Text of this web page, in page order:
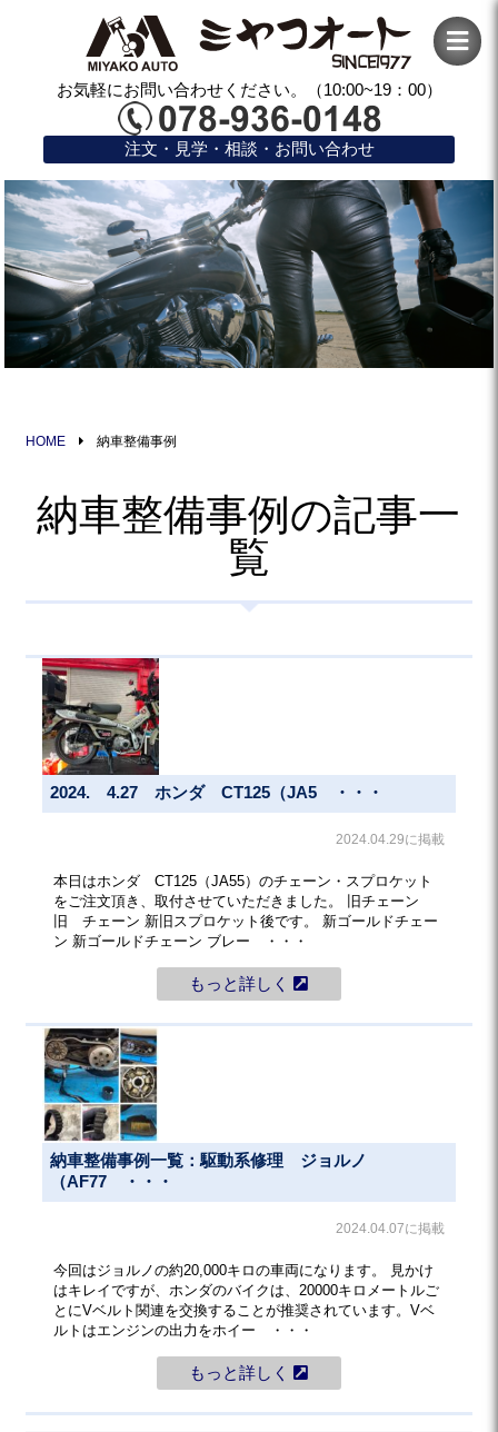
お気軽にお問い合わせください。（10:00~19：00）
注文・見学・相談・お問い合わせ
HOME 納車整備事例
納車整備事例の記事一
覧
2024. 4.27 ホンダ CT125（JA5 ・・・
2024.04.29に掲載
本日はホンダ CT125（JA55）のチェーン・スプロケット
をご注文頂き、取付させていただきました。 旧チェーン
旧 チェーン 新旧スプロケット後です。 新ゴールドチェー
ン 新ゴールドチェーン ブレー ・・・
もっと詳しく
納車整備事例一覧：駆動系修理 ジョルノ
（AF77 ・・・
2024.04.07に掲載
今回はジョルノの約20,000キロの車両になります。 見かけ
はキレイですが、ホンダのバイクは、20000キロメートルご
とにVベルト関連を交換することが推奨されています。Vベ
ルトはエンジンの出力をホイー ・・・
もっと詳しく